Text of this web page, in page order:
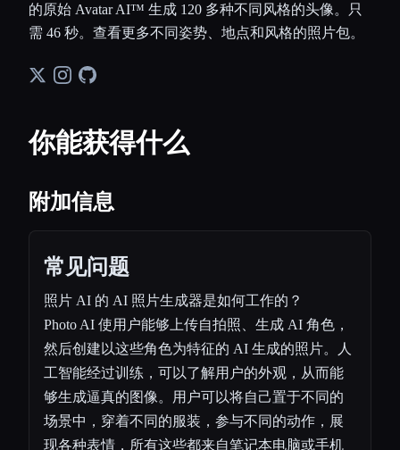
的原始 Avatar AI™ 生成 120 多种不同风格的头像。只
需 46 秒。查看更多不同姿势、地点和风格的照片包。
你能获得什么
附加信息
常见问题
照片 AI 的 AI 照片生成器是如何工作的？
Photo AI 使用户能够上传自拍照、生成 AI 角色，
然后创建以这些角色为特征的 AI 生成的照片。人
工智能经过训练，可以了解用户的外观，从而能
够生成逼真的图像。用户可以将自己置于不同的
场景中，穿着不同的服装，参与不同的动作，展
现各种表情，所有这些都来自笔记本电脑或手机